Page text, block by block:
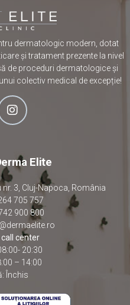
dermatologic modern, dotat
și tratament prezente la nivel
de proceduri dermatologice și
colectiv medical de excepție!
Elite
3, Cluj-Napoca, România
705 757
900 800
center
20:30
– 14:00
Închis